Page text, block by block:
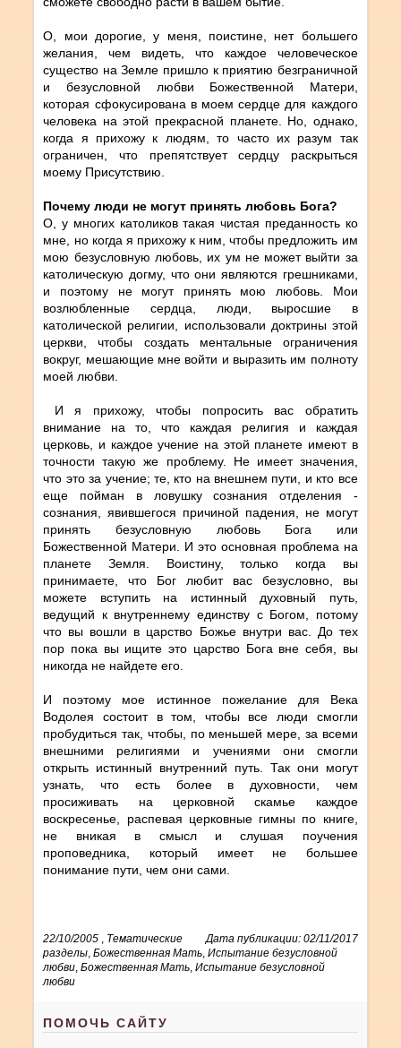
О, мои дорогие, у меня, поистине, нет большего
желания, чем видеть, что каждое человеческое
существо на Земле пришло к приятию безграничной
и безусловной любви Божественной Матери,
которая сфокусирована в моем сердце для каждого
человека на этой прекрасной планете. Но, однако,
когда я прихожу к людям, то часто их разум так
ограничен, что препятствует сердцу раскрыться
моему Присутствию.
Почему люди не могут принять любовь Бога?
О, у многих католиков такая чистая преданность ко
мне, но когда я прихожу к ним, чтобы предложить им
мою безусловную любовь, их ум не может выйти за
католическую догму, что они являются грешниками,
и поэтому не могут принять мою любовь. Мои
возлюбленные сердца, люди, выросшие в
католической религии, использовали доктрины этой
церкви, чтобы создать ментальные ограничения
вокруг, мешающие мне войти и выразить им полноту
моей любви.
И я прихожу, чтобы попросить вас обратить
внимание на то, что каждая религия и каждая
церковь, и каждое учение на этой планете имеют в
точности такую же проблему. Не имеет значения,
что это за учение; те, кто на внешнем пути, и кто все
еще пойман в ловушку сознания отделения -
сознания, явившегося причиной падения, не могут
принять безусловную любовь Бога или
Божественной Матери. И это основная проблема на
планете Земля. Воистину, только когда вы
принимаете, что Бог любит вас безусловно, вы
можете вступить на истинный духовный путь,
ведущий к внутреннему единству с Богом, потому
что вы вошли в царство Божье внутри вас. До тех
пор пока вы ищите это царство Бога вне себя, вы
никогда не найдете его.
И поэтому мое истинное пожелание для Века
Водолея состоит в том, чтобы все люди смогли
пробудиться так, чтобы, по меньшей мере, за всеми
внешними религиями и учениями они смогли
открыть истинный внутренний путь. Так они могут
узнать, что есть более в духовности, чем
просиживать на церковной скамье каждое
воскресенье, распевая церковные гимны по книге,
не вникая в смысл и слушая поучения
проповедника, который имеет не большее
понимание пути, чем они сами.
22/10/2005 Дата публикации: 02/11/2017
Тематические
разделы ,Божественная Мать ,Испытание безусловной
любви ,Божественная Мать ,Испытание безусловной
любви
ПОМОЧЬ САЙТУ